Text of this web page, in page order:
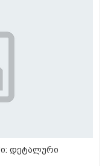
დეტალური